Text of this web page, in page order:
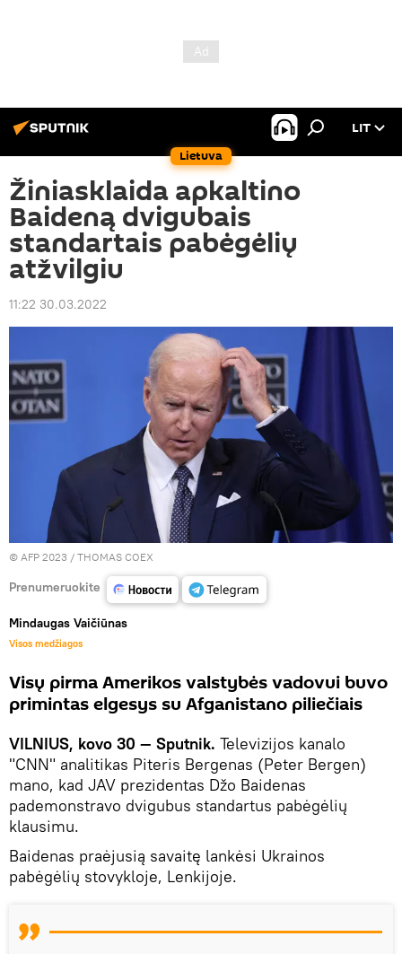
Lietuva
LIT
Žiniasklaida apkaltino
Baideną dvigubais
standartais pabėgėlių
atžvilgiu
11:22 30.03.2022
© AFP 2023 / THOMAS COEX
Prenumeruokite
Mindaugas Vaičiūnas
Visos medžiagos
Visų pirma Amerikos valstybės vadovui buvo
primintas elgesys su Afganistano piliečiais
VILNIUS, kovo 30 — Sputnik. Televizijos kanalo
"CNN" analitikas Piteris Bergenas (Peter Bergen)
mano, kad JAV prezidentas Džo Baidenas
pademonstravo dvigubus standartus pabėgėlių
klausimu.
Baidenas praėjusią savaitę lankėsi Ukrainos
pabėgėlių stovykloje, Lenkijoje.